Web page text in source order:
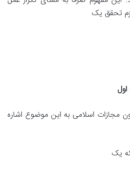
تحقق یک
و ماده ۲۶۸ قانون مجازات اسلامی به این موضوع اشاره
یک